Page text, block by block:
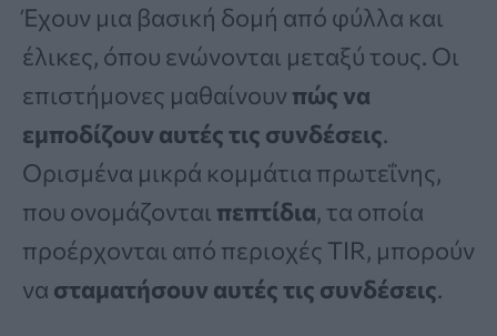
Έχουν μια βασική δομή από φύλλα και
έλικες, όπου ενώνονται μεταξύ τους. Οι
επιστήμονες μαθαίνουν πώς να
εμποδίζουν αυτές τις συνδέσεις.
Ορισμένα μικρά κομμάτια πρωτεΐνης,
που ονομάζονται πεπτίδια, τα οποία
προέρχονται από περιοχές TIR, μπορούν
να σταματήσουν αυτές τις συνδέσεις.